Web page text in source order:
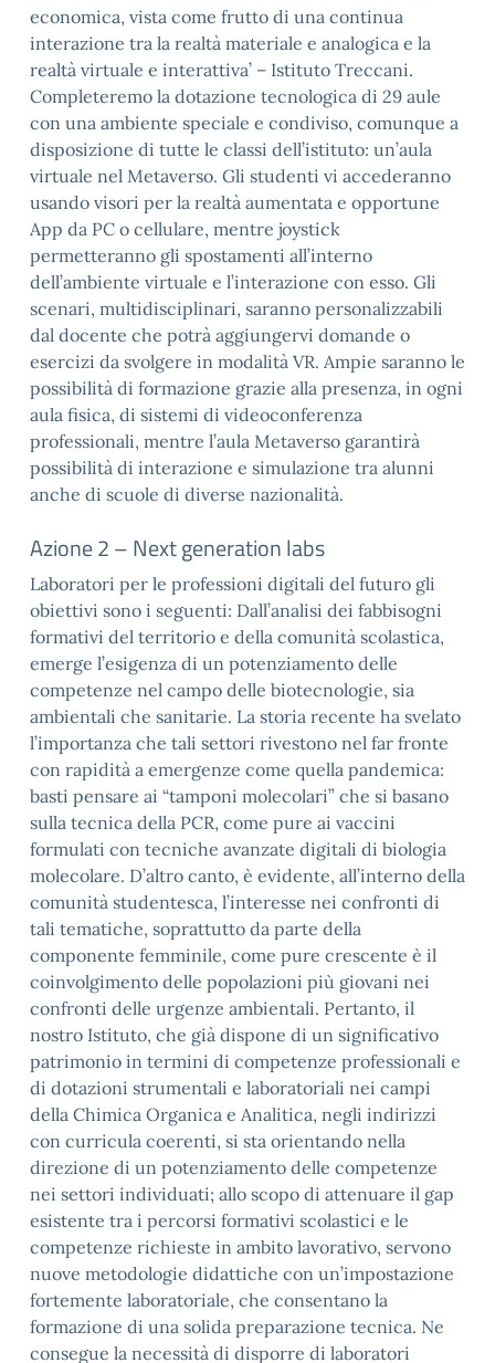
economica, vista come frutto di una continua
interazione tra la realtà materiale e analogica e la
realtà virtuale e interattiva’ – Istituto Treccani.
Completeremo la dotazione tecnologica di 29 aule
con una ambiente speciale e condiviso, comunque a
disposizione di tutte le classi dell’istituto: un’aula
virtuale nel Metaverso. Gli studenti vi accederanno
usando visori per la realtà aumentata e opportune
App da PC o cellulare, mentre joystick
permetteranno gli spostamenti all’interno
dell’ambiente virtuale e l’interazione con esso. Gli
scenari, multidisciplinari, saranno personalizzabili
dal docente che potrà aggiungervi domande o
esercizi da svolgere in modalità VR. Ampie saranno le
possibilità di formazione grazie alla presenza, in ogni
aula fisica, di sistemi di videoconferenza
professionali, mentre l’aula Metaverso garantirà
possibilità di interazione e simulazione tra alunni
anche di scuole di diverse nazionalità.
Azione 2 – Next generation labs
Laboratori per le professioni digitali del futuro gli
obiettivi sono i seguenti: Dall’analisi dei fabbisogni
formativi del territorio e della comunità scolastica,
emerge l’esigenza di un potenziamento delle
competenze nel campo delle biotecnologie, sia
ambientali che sanitarie. La storia recente ha svelato
l’importanza che tali settori rivestono nel far fronte
con rapidità a emergenze come quella pandemica:
basti pensare ai “tamponi molecolari” che si basano
sulla tecnica della PCR, come pure ai vaccini
formulati con tecniche avanzate digitali di biologia
molecolare. D’altro canto, è evidente, all’interno della
comunità studentesca, l’interesse nei confronti di
tali tematiche, soprattutto da parte della
componente femminile, come pure crescente è il
coinvolgimento delle popolazioni più giovani nei
confronti delle urgenze ambientali. Pertanto, il
nostro Istituto, che già dispone di un significativo
patrimonio in termini di competenze professionali e
di dotazioni strumentali e laboratoriali nei campi
della Chimica Organica e Analitica, negli indirizzi
con curricula coerenti, si sta orientando nella
direzione di un potenziamento delle competenze
nei settori individuati; allo scopo di attenuare il gap
esistente tra i percorsi formativi scolastici e le
competenze richieste in ambito lavorativo, servono
nuove metodologie didattiche con un’impostazione
fortemente laboratoriale, che consentano la
formazione di una solida preparazione tecnica. Ne
consegue la necessità di disporre di laboratori